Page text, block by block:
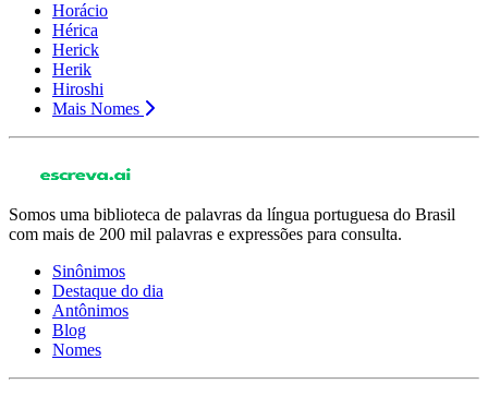
Horácio
Hérica
Herick
Herik
Hiroshi
Mais Nomes
Somos uma biblioteca de palavras da língua portuguesa do Brasil
com mais de 200 mil palavras e expressões para consulta.
Sinônimos
Destaque do dia
Antônimos
Blog
Nomes